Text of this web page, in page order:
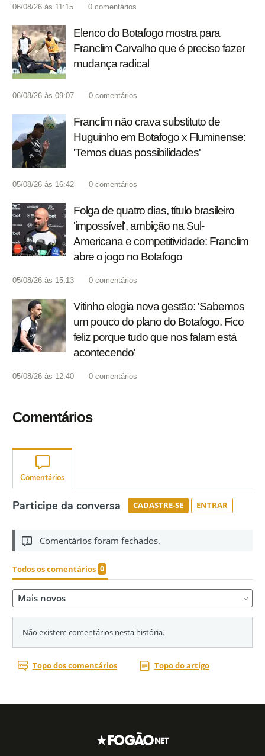
06/08/26 às 11:15 0 comentários
Elenco do Botafogo mostra para
Franclim Carvalho que é preciso fazer
mudança radical
06/08/26 às 09:07 0 comentários
Franclim não crava substituto de
Huguinho em Botafogo x Fluminense:
'Temos duas possibilidades'
05/08/26 às 16:42 0 comentários
Folga de quatro dias, título brasileiro
'impossível', ambição na Sul-
Americana e competitividade: Franclim
abre o jogo no Botafogo
05/08/26 às 15:13 0 comentários
Vitinho elogia nova gestão: 'Sabemos
um pouco do plano do Botafogo. Fico
feliz porque tudo que nos falam está
acontecendo'
05/08/26 às 12:40 0 comentários
Comentários